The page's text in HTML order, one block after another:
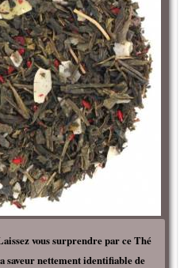
vous surprendre par ce Thé
saveur nettement identifiable de